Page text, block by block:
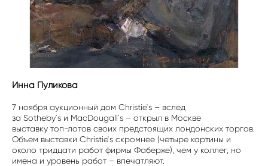
Инна Пуликова
7 ноября аукционный дом Christie`s – вслед
за Sotheby`s и MacDougall`s – открыл в Москве
выставку топ-лотов своих предстоящих лондонских торгов.
Объем выставки Christie`s скромнее (четыре картины и
около тридцати работ фирмы Фаберже), чем у коллег, но
имена и уровень работ – впечатляют.